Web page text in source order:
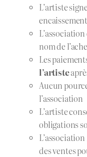
L’artiste
L’association
nom de
Les
l’artiste
Aucun
l’association
L’artiste
obligations
des ventes